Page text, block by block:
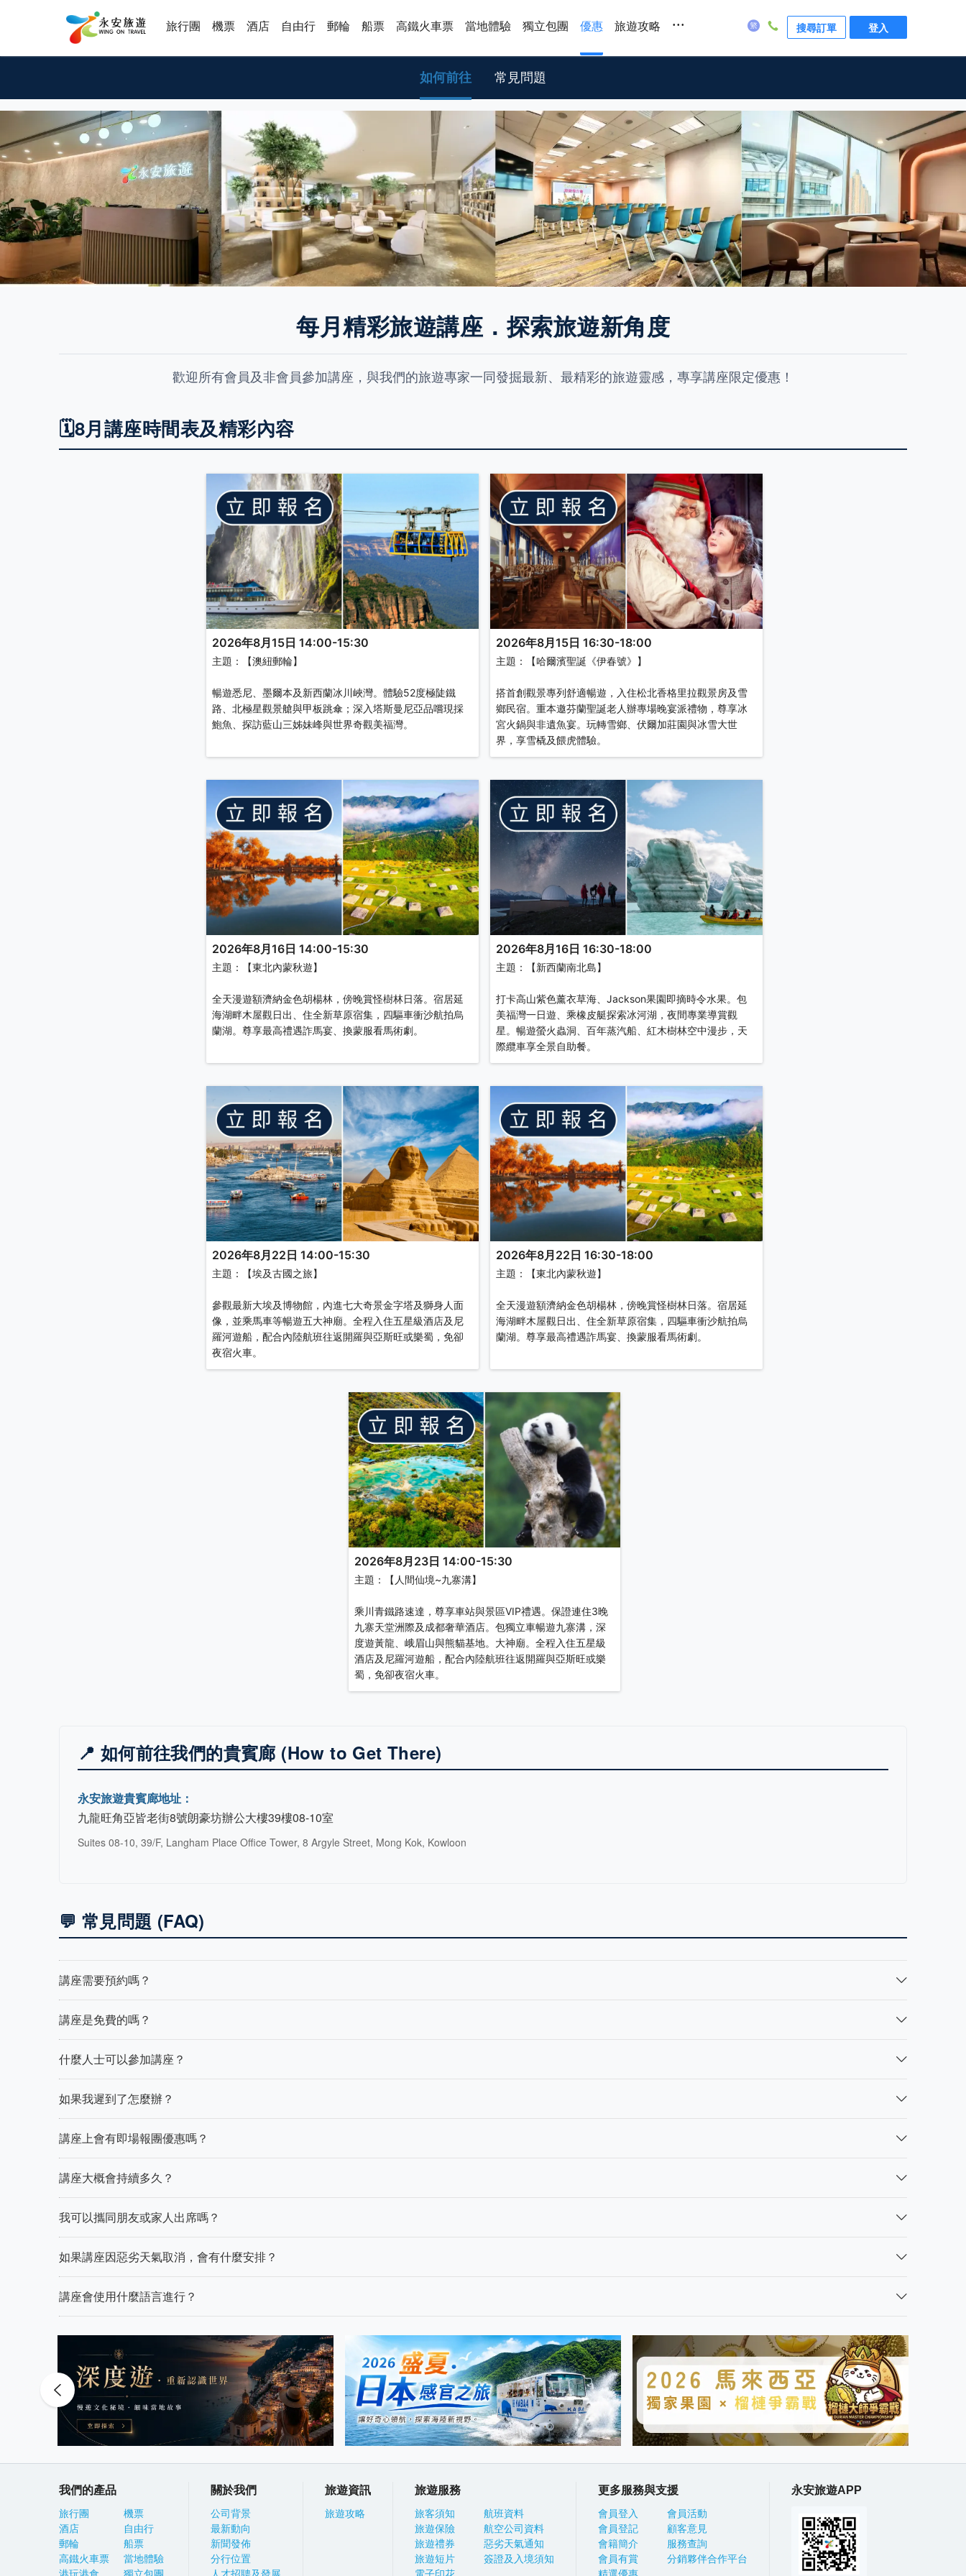
旅行團 機票 酒店 自由行 郵輪 船票 高鐵火車票 當地體驗 獨立包團 優惠 旅遊攻略 ... 搜尋訂單 登入
如何前往 常見問題
每月精彩旅遊講座．探索旅遊新角度
歡迎所有會員及非會員參加講座，與我們的旅遊專家一同發掘最新、最精彩的旅遊靈感，專享講座限定優惠！
🗓️8月講座時間表及精彩內容
2026年8月15日 14:00-15:30
主題：【澳紐郵輪】
暢遊悉尼、墨爾本及新西蘭冰川峽灣。體驗52度極陡鐵
路、北極星觀景艙與甲板跳傘；深入塔斯曼尼亞品嚐現採
鮑魚、探訪藍山三姊妹峰與世界奇觀美福灣。
2026年8月15日 16:30-18:00
主題：【哈爾濱聖誕《伊春號》】
搭首創觀景專列舒適暢遊，入住松北香格里拉觀景房及雪
鄉民宿。重本邀芬蘭聖誕老人辦專場晚宴派禮物，尊享冰
宮火鍋與非遺魚宴。玩轉雪鄉、伏爾加莊園與冰雪大世
界，享雪橇及餵虎體驗。
2026年8月16日 14:00-15:30
主題：【東北內蒙秋遊】
全天漫遊額濟納金色胡楊林，傍晚賞怪樹林日落。宿居延
海湖畔木屋觀日出、住全新草原宿集，四驅車衝沙航拍烏
蘭湖。尊享最高禮遇詐馬宴、換蒙服看馬術劇。
2026年8月16日 16:30-18:00
主題：【新西蘭南北島】
打卡高山紫色薰衣草海、Jackson果園即摘時令水果。包
美福灣一日遊、乘橡皮艇探索冰河湖，夜間專業導賞觀
星。暢遊螢火蟲洞、百年蒸汽船、紅木樹林空中漫步，天
際纜車享全景自助餐。
2026年8月22日 14:00-15:30
主題：【埃及古國之旅】
參觀最新大埃及博物館，內進七大奇景金字塔及獅身人面
像，並乘馬車等暢遊五大神廟。全程入住五星級酒店及尼
羅河遊船，配合內陸航班往返開羅與亞斯旺或樂蜀，免卻
夜宿火車。
2026年8月22日 16:30-18:00
主題：【東北內蒙秋遊】
全天漫遊額濟納金色胡楊林，傍晚賞怪樹林日落。宿居延
海湖畔木屋觀日出、住全新草原宿集，四驅車衝沙航拍烏
蘭湖。尊享最高禮遇詐馬宴、換蒙服看馬術劇。
2026年8月23日 14:00-15:30
主題：【人間仙境~九寨溝】
乘川青鐵路速達，尊享車站與景區VIP禮遇。保證連住3晚
九寨天堂洲際及成都奢華酒店。包獨立車暢遊九寨溝，深
度遊黃龍、峨眉山與熊貓基地。大神廟。全程入住五星級
酒店及尼羅河遊船，配合內陸航班往返開羅與亞斯旺或樂
蜀，免卻夜宿火車。
📍 如何前往我們的貴賓廊 (How to Get There)
永安旅遊貴賓廊地址：
九龍旺角亞皆老街8號朗豪坊辦公大樓39樓08-10室
Suites 08-10, 39/F, Langham Place Office Tower, 8 Argyle Street, Mong Kok, Kowloon
💬 常見問題 (FAQ)
講座需要預約嗎？
講座是免費的嗎？
什麼人士可以參加講座？
如果我遲到了怎麼辦？
講座上會有即場報團優惠嗎？
講座大概會持續多久？
我可以攜同朋友或家人出席嗎？
如果講座因惡劣天氣取消，會有什麼安排？
講座會使用什麼語言進行？
我們的產品
旅行團
酒店
郵輪
高鐵火車票
機票
自由行
船票
當地體驗
關於我們
公司背景
最新動向
新聞發佈
分行位置
旅遊資訊
旅遊攻略
旅遊服務
旅客須知
旅遊保險
旅遊禮券
旅遊短片
航班資料
航空公司資料
惡劣天氣通知
簽證及入境須知
更多服務與支援
會員登入
會員登記
會籍簡介
會員有賞
會員活動
顧客意見
服務查詢
分銷夥伴合作平台
永安旅遊APP